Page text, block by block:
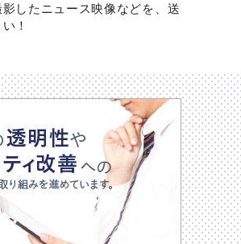
したニュース映像などを、送
！